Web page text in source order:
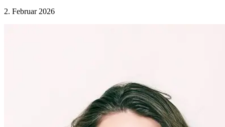
2. Februar 2026